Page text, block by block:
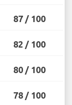
87 / 100
82 / 100
80 / 100
78 / 100